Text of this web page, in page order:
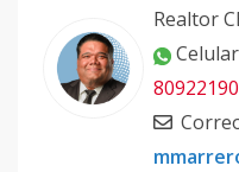
Realtor